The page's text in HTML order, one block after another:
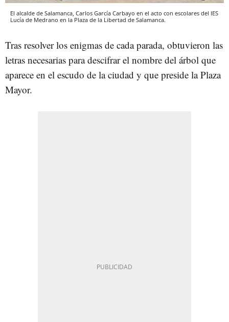
El alcalde de Salamanca, Carlos García Carbayo en el acto con escolares del IES
Lucía de Medrano en la Plaza de la Libertad de Salamanca.
Tras resolver los enigmas de cada parada, obtuvieron las
letras necesarias para descifrar el nombre del árbol que
aparece en el escudo de la ciudad y que preside la Plaza
Mayor.